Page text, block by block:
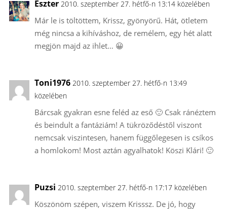
Eszter 2010. szeptember 27. hétfő-n 13:14 közelében
Már le is töltöttem, Krissz, gyönyörű. Hát, ötletem
még nincsa a kihíváshoz, de remélem, egy hét alatt
megjön majd az ihlet… 😀
Toni1976 2010. szeptember 27. hétfő-n 13:49
közelében
Bárcsak gyakran esne feléd az eső 🙂 Csak ránéztem
és beindult a fantáziám! A tükröződéstől viszont
nemcsak viszintesen, hanem függőlegesen is csíkos
a homlokom! Most aztán agyalhatok! Köszi Klári! 🙂
Puzsi 2010. szeptember 27. hétfő-n 17:17 közelében
Köszönöm szépen, viszem Krisssz. De jó, hogy